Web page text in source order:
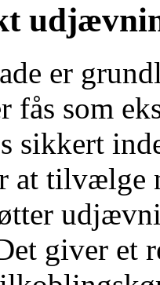
er
fås som
sikkert
at tilvælge
giver et